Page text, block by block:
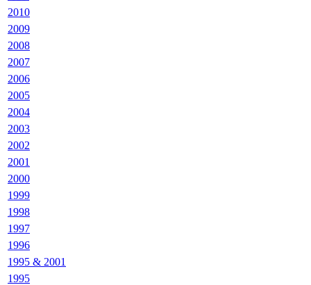
2010
2009
2008
2007
2006
2005
2004
2003
2002
2001
2000
1999
1998
1997
1996
1995 & 2001
1995